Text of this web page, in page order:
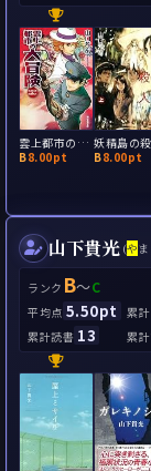
雲上都市の大冒険
B8.00pt
妖精島の
B8.00pt
山下貴光 (や
ランク B～C
平均点 5.50pt 累
累計読書 13 累